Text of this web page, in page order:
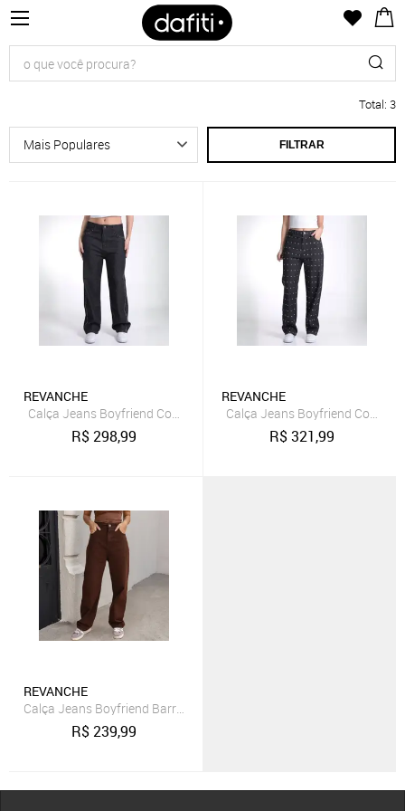
Total: 3
FILTRAR
REVANCHE
Calça Jeans Boyfriend Com Aplicações Feminino Revanche
R$298,99
REVANCHE
Calça Jeans Boyfriend Com
R$321,99
REVANCHE
Calça Jeans Boyfriend Barra Normal Feminino Revanche Anderva
R$239,99